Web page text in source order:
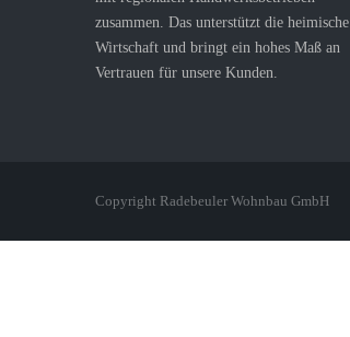
zusammen. Das unterstützt die heimische
Wirtschaft und bringt ein hohes Maß an
Vertrauen für unsere Kunden.
Copyright Radebeuler Wohnbau GmbH